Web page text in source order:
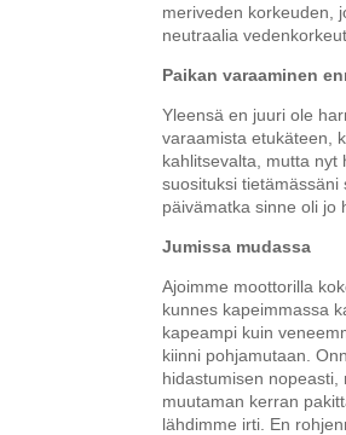
meriveden korkeuden,
neutraalia
Paikan varaaminen
Yleensä en juuri ole
varaamista etukäteen,
kahlitsevalta, mutta nyt
suosituksi tietämässäni
päivämatka sinne oli jo
Jumissa mudassa
Ajoimme moottorilla
kunnes kapeimmassa
kapeampi kuin
kiinni pohjamutaan.
hidastumisen nopeasti,
muutaman kerran
lähdimme irti. En